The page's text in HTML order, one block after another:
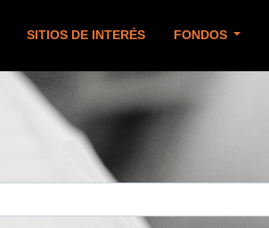
SITIOS DE INTERÉS FONDOS